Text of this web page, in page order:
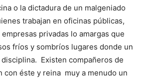
o la dictadura de un malgeniado
trabajan en oficinas públicas,
privadas lo amargas que
fríos y sombríos lugares donde un
Existen compañeros de
con éste y reina muy a menudo un